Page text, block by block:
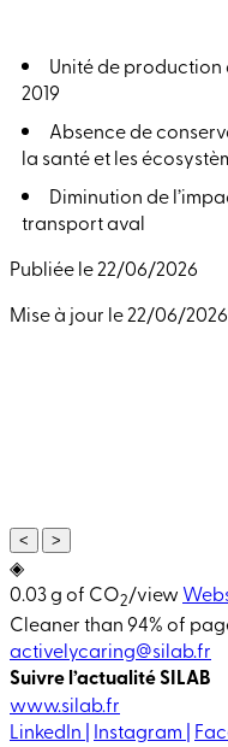
Unité de production
2019
Absence de
la santé et les
Diminution de
transport aval
Publiée le 22/06/2026
Mise à jour le 22/06/2026
< >
◈
0.03 g of CO2/view
Cleaner than 94% of
activelycaring@silab.fr
Suivre l’actualité SILAB
www.silab.fr
LinkedIn | Instagram |